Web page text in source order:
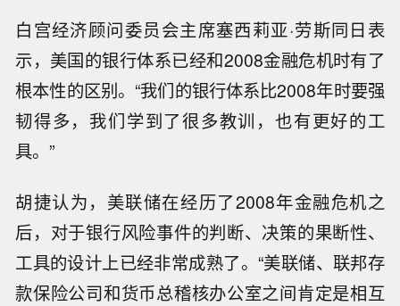
白宫经济顾问委员会主席塞西莉亚·劳斯同日表
示，美国的银行体系已经和2008金融危机时有了
根本性的区别。“我们的银行体系比2008年时要强
韧得多，我们学到了很多教训，也有更好的工
具。”
胡捷认为，美联储在经历了2008年金融危机之
后，对于银行风险事件的判断、决策的果断性、
工具的设计上已经非常成熟了。“美联储、联邦存
款保险公司和货币总稽核办公室之间肯定是相互